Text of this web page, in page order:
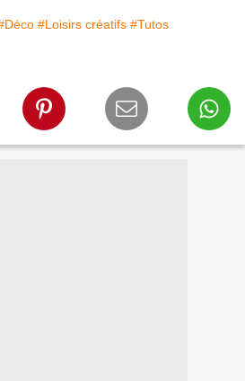
#Loisirs créatifs #Tutos